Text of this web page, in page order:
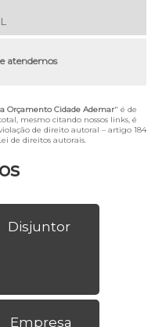
Disjuntor
Empresa
atendemos
Orçamento Cidade Ademar" é de
mesmo citando nossos links, é
de direito autoral – artigo 184
de direitos autorais.